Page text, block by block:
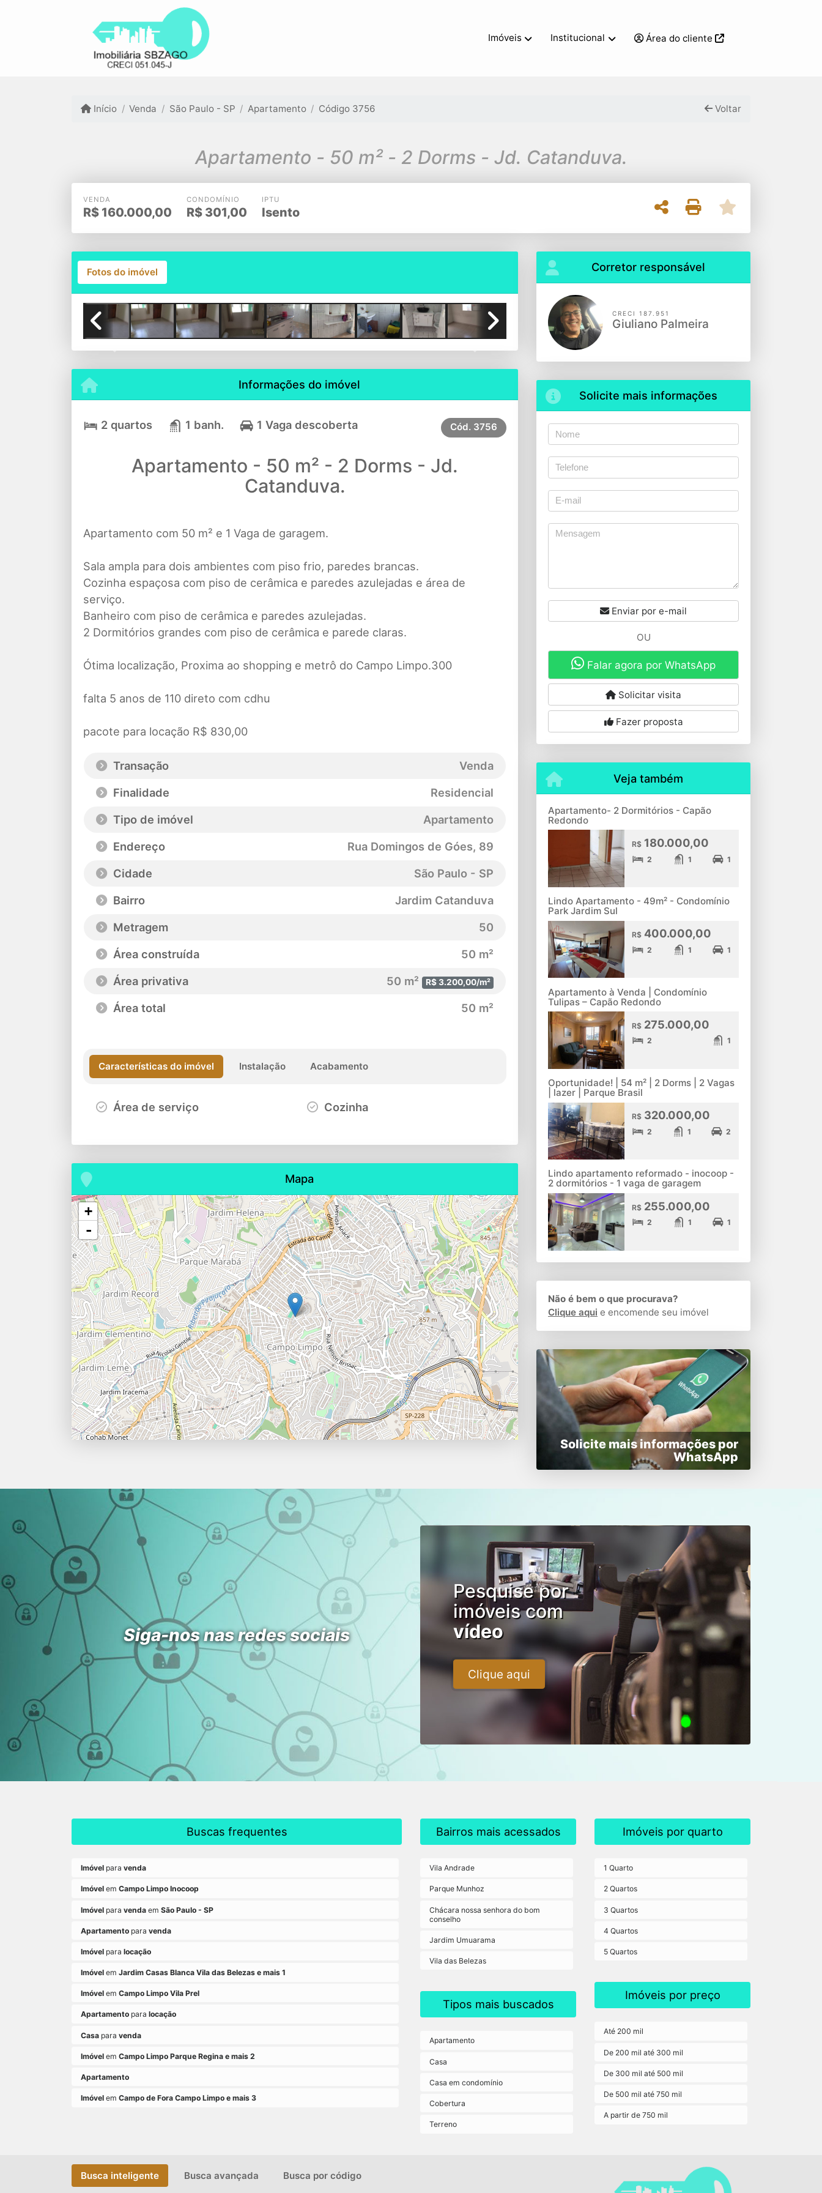
Imóveis Institucional Área do cliente
Início Venda São Paulo - SP Apartamento Código 3756 Voltar
Apartamento - 50 m² - 2 Dorms - Jd. Catanduva.
VENDA
R$ 160.000,00
CONDOMÍNIO
R$ 301,00
IPTU
Isento
Fotos do imóvel
Informações do imóvel
2 quartos 1 banh. 1 Vaga descoberta Cód. 3756
Apartamento - 50 m² - 2 Dorms - Jd.
Catanduva.
Apartamento com 50 m² e 1 Vaga de garagem.
Sala ampla para dois ambientes com piso frio, paredes brancas.
Cozinha espaçosa com piso de cerâmica e paredes azulejadas e área de
serviço.
Banheiro com piso de cerâmica e paredes azulejadas.
2 Dormitórios grandes com piso de cerâmica e parede claras.
Ótima localização, Proxima ao shopping e metrô do Campo Limpo.300
falta 5 anos de 110 direto com cdhu
pacote para locação R$ 830,00
Transação
Venda
Finalidade
Residencial
Tipo de imóvel
Apartamento
Endereço
Rua Domingos de Góes, 89
Cidade
São Paulo - SP
Bairro
Jardim Catanduva
Metragem
50
Área construída
50 m²
Área privativa
50 m² R$ 3.200,00/m²
Área total 50 m²
Características do imóvel Instalação Acabamento
Área de serviço Cozinha
Mapa
+
-
Corretor responsável
CRECI 187.951
Giuliano Palmeira
Solicite mais informações
Enviar por e-mail
OU
Falar agora por WhatsApp
Solicitar visita
Fazer proposta
Veja também
Apartamento- 2 Dormitórios - Capão
Redondo
R$180.000,00
2 1 1
Lindo Apartamento - 49m² - Condomínio
Park Jardim Sul
R$400.000,00
2 1 1
Apartamento à Venda | Condomínio
Tulipas – Capão Redondo
R$275.000,00
2 1
Oportunidade! | 54 m² | 2 Dorms | 2 Vagas
| lazer | Parque Brasil
R$320.000,00
2 1 2
Lindo apartamento reformado - inocoop -
2 dormitórios - 1 vaga de garagem
R$255.000,00
2 1 1
Não é bem o que procurava?
Clique aqui e encomende seu imóvel
Solicite mais informações por
WhatsApp
Siga-nos nas redes sociais
Pesquise por
imóveis com
vídeo
Clique aqui
Buscas frequentes
Imóvel paravenda
Imóvel emCampo Limpo Inocoop
Imóvel paravenda emSão Paulo - SP
Apartamento paravenda
Imóvel paralocação
Imóvel emJardim Casas Blanca Vila das Belezas e mais 1
Imóvel emCampo Limpo Vila Prel
Apartamento paralocação
Casa paravenda
Imóvel emCampo Limpo Parque Regina e mais 2
Apartamento
Imóvel emCampo de Fora Campo Limpo e mais 3
Bairros mais acessados
Vila Andrade
Parque Munhoz
Chácara nossa senhora do bom
conselho
Jardim Umuarama
Vila das Belezas
Tipos mais buscados
Apartamento
Casa
Casa em condomínio
Cobertura
Terreno
Imóveis por quarto
1 Quarto
2 Quartos
3 Quartos
4 Quartos
5 Quartos
Imóveis por preço
Até 200 mil
De 200 mil até 300 mil
De 300 mil até 500 mil
De 500 mil até 750 mil
A partir de 750 mil
Busca inteligente Busca avançada Busca por código